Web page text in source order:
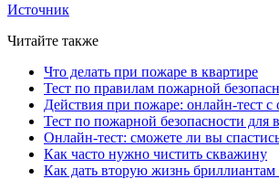
Источник
Читайте также
Что делать при пожаре в квартире
Тест по правилам пожарной
Действия при пожаре: онлайн-тест с
Тест по пожарной безопасности для
Онлайн-тест: сможете ли вы
Как часто нужно чистить скважину
Как дать вторую жизнь бриллиантам